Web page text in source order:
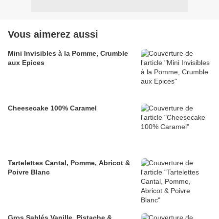
Vous aimerez aussi
Mini Invisibles à la Pomme, Crumble
aux Epices
Cheesecake 100% Caramel
Tartelettes Cantal, Pomme, Abricot &
Poivre Blanc